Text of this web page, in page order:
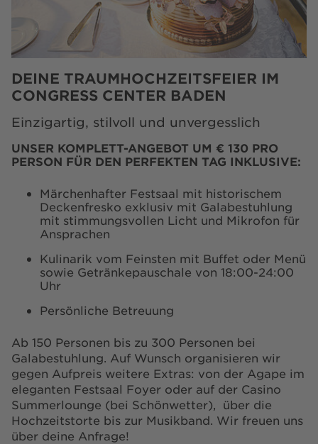
DEINE TRAUMHOCHZEITSFEIER IM
CONGRESS CENTER BADEN
Einzigartig, stilvoll und unvergesslich
UNSER KOMPLETT-ANGEBOT UM € 130 PRO
PERSON FÜR DEN PERFEKTEN TAG INKLUSIVE:
Märchenhafter Festsaal mit historischem
Deckenfresko exklusiv mit Galabestuhlung
mit stimmungsvollen Licht und Mikrofon für
Ansprachen
Kulinarik vom Feinsten mit Buffet oder Menü
sowie Getränkepauschale von 18:00-24:00
Uhr
Persönliche Betreuung
Ab 150 Personen bis zu 300 Personen bei
Galabestuhlung. Auf Wunsch organisieren wir
gegen Aufpreis weitere Extras: von der Agape im
eleganten Festsaal Foyer oder auf der Casino
Summerlounge (bei Schönwetter), über die
Hochzeitstorte bis zur Musikband. Wir freuen uns
über deine Anfrage!